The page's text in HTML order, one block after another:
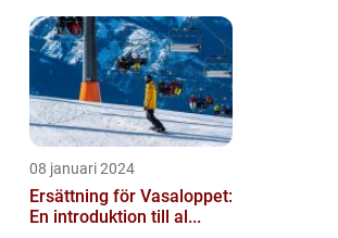
08 januari 2024
Ersättning för Vasaloppet:
En introduktion till al...